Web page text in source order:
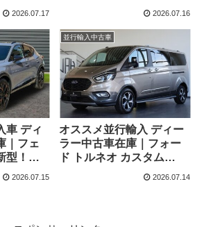
L2ロ
2026.07.17
クルーバン！プジョー エ
Standard SPORT 2.0
BlueHDi180 EAT8 6人乗
り 右ハンドル
2026.07.16
車 ディ
｜フェ
型！ク
ー VZ3
2026.07.15
並行輸入中古車
オススメ並行輸入 ディー
ラー中古車在庫｜フォー
ド トルネオ カスタム
Active 2.0 6AT L2ロング
2026.07.14